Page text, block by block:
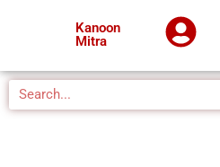
Kanoon
Mitra